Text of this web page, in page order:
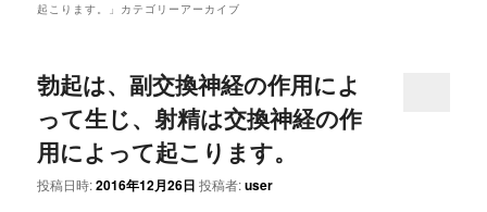
起こります。
」カテゴリーアーカイブ
勃起は、副交換神経の作用によ
って生じ、射精は交換神経の作
用によって起こります。
投稿日時:2016年12月26日 投稿者:user